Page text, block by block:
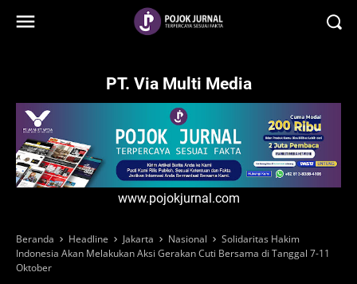
PT. Via Multi Media
www.pojokjurnal.com
Beranda Headline Jakarta Nasional
Solidaritas Hakim
Indonesia Akan Melakukan Aksi Gerakan Cuti Bersama di Tanggal 7-11
Oktober